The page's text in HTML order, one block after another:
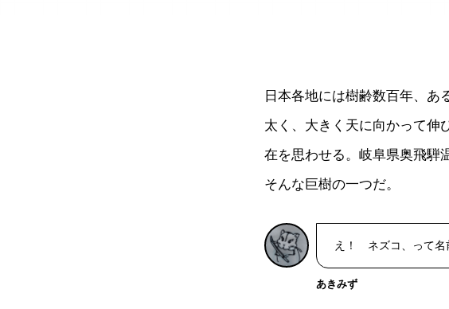
日本各地には樹齢数百年、あ
太く、大きく天に向かって伸
在を思わせる。岐阜県奥飛騨
そんな巨樹の一つだ。
え！ ネズコ、って名
あきみず